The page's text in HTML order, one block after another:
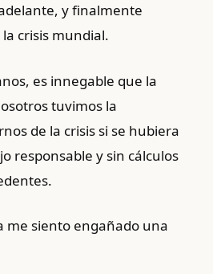
y finalmente
crisis mundial.
es innegable que la
tuvimos la
de la crisis si se hubiera
responsable y sin cálculos
me siento engañado una